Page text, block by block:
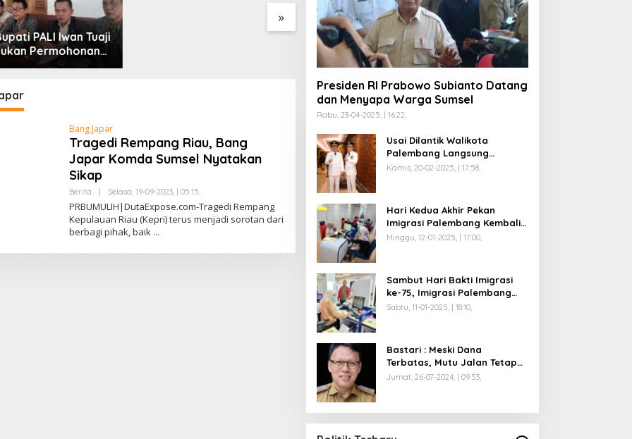
»
Teknologi Drone Jadi
Strategi Polda Sumsel
Deteksi Dini Karhutla di
Wilayah Rawan Ogan Ilir
Bang Japar
Tragedi Rempang Riau, Bang
Japar Komda Sumsel Nyatakan
Sikap
Berita Selasa, 19-09-2023, | 05:15,O
L
E
H
F
PRBUMULIH|DutaExpose.com-Tragedi Rempang
Kepulauan Riau (Kepri) terus menjadi sorotan dari
berbagi pihak, baik
Presiden RI Prabowo Subianto Datang
dan Menyapa Warga Sumsel
Rabu, 23-04-2025, | 16:22,
Usai Dilantik Walikota
Palembang Langsung
Mengikuti Retreat di
Kamis, 20-02-2025, | 17:58,
Hari Kedua Akhir Pekan
Imigrasi Palembang Kembali
Dilayani
Minggu, 12-01-2025, | 17:00,
Sambut Hari Bakti Imigrasi
ke-75, Imigrasi Palembang
Buka Paspor Simpatik Akhir
Sabtu, 11-01-2025, | 18:10,
Bastari : Meski Dana
Terbatas, Mutu Jalan Tetap
Diprioritaskan !
Jumat, 26-07-2024, | 09:53,